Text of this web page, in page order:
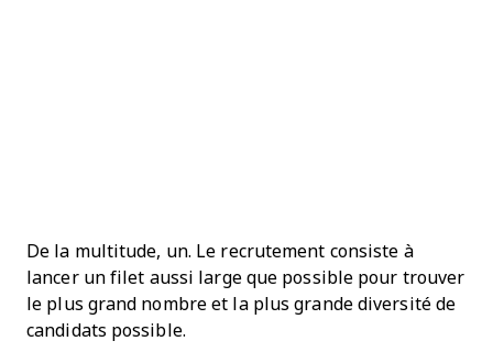
De la multitude, un. Le recrutement consiste à
lancer un filet aussi large que possible pour trouver
le plus grand nombre et la plus grande diversité de
candidats possible.